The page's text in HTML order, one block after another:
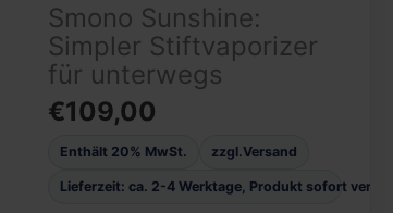
Smono Sunshine:
Simpler Stiftvaporizer
für unterwegs
€109,00
Enthält 20% MwSt. zzgl.Versand
Lieferzeit: ca. 2-4 Werktage, Produkt sofort